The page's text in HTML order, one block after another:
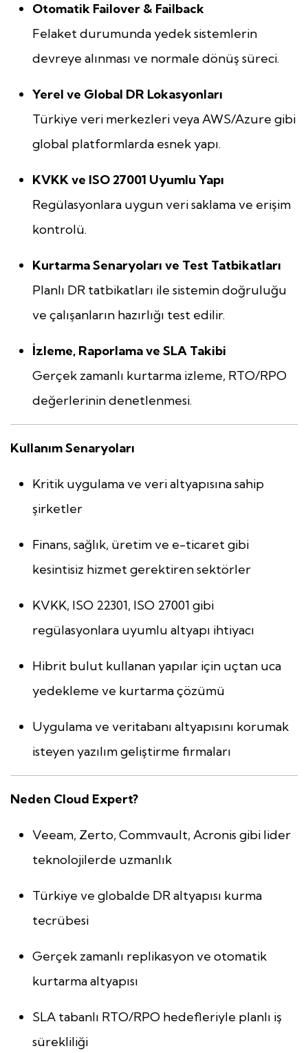
Otomatik Failover & Failback
Felaket durumunda yedek sistemlerin
devreye alınması ve normale dönüş süreci.
Yerel ve Global DR Lokasyonları
Türkiye veri merkezleri veya AWS/Azure gibi
global platformlarda esnek yapı.
KVKK ve ISO 27001 Uyumlu Yapı
Regülasyonlara uygun veri saklama ve erişim
kontrolü.
Kurtarma Senaryoları ve Test Tatbikatları
Planlı DR tatbikatları ile sistemin doğruluğu
ve çalışanların hazırlığı test edilir.
İzleme, Raporlama ve SLA Takibi
Gerçek zamanlı kurtarma izleme, RTO/RPO
değerlerinin denetlenmesi.
Kullanım Senaryoları
Kritik uygulama ve veri altyapısına sahip
şirketler
Finans, sağlık, üretim ve e-ticaret gibi
kesintisiz hizmet gerektiren sektörler
KVKK, ISO 22301, ISO 27001 gibi
regülasyonlara uyumlu altyapı ihtiyacı
Hibrit bulut kullanan yapılar için uçtan uca
yedekleme ve kurtarma çözümü
Uygulama ve veritabanı altyapısını korumak
isteyen yazılım geliştirme firmaları
Neden Cloud Expert?
Veeam, Zerto, Commvault, Acronis gibi lider
teknolojilerde uzmanlık
Türkiye ve globalde DR altyapısı kurma
tecrübesi
Gerçek zamanlı replikasyon ve otomatik
kurtarma altyapısı
SLA tabanlı RTO/RPO hedefleriyle planlı iş
sürekliliği